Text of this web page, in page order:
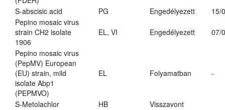
S-abscisic acid
PG Engedélyezett
15/
Pepino mosaic virus
strain CH2 isolate
1906
EL, VI Engedélyezett 07/
Pepino mosaic virus
(PepMV) European
(EU) strain, mild
isolate Abp1
(PEPMVO)
EL Folyamatban -
S-Metolachlor HB
Visszavont